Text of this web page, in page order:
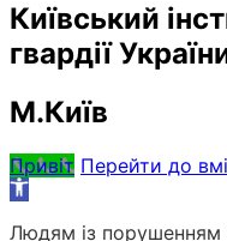
Київський
гвардії
М.Київ
Привіт Перейти до
Відкрити
інструментів
Людям із порушенням